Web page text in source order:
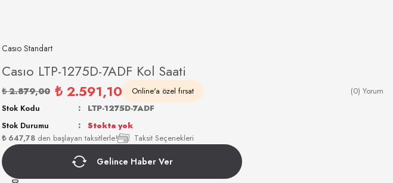
Casıo Standart
Casıo LTP-1275D-7ADF Kol Saati
₺ 2.879,00 ₺ 2.591,10 Online'a özel fırsat (0) Yorum
₺ 647,78 den başlayan taksitlerle! Taksit Seçenekleri
Stok Kodu
LTP-1275D-7ADF
Stok Durumu
Stokta yok
Gelince Haber Ver